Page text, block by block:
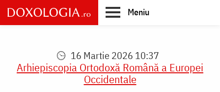
Skip
to
main
Meniu
16 Martie 2026 10:37
Arhiepiscopia Ortodoxă Română a Europei
Occidentale